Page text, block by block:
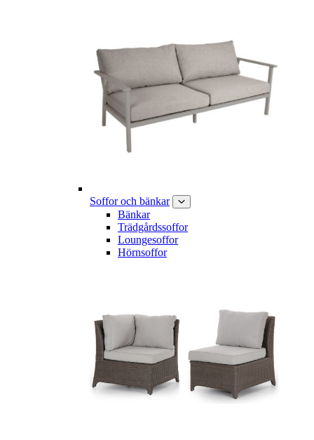
Soffor och bänkar
Bänkar
Trädgårdssoffor
Loungesoffor
Hörnsoffor